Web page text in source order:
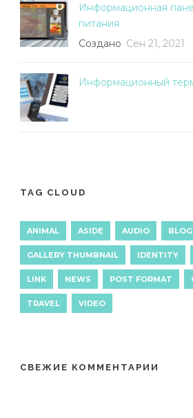
Информационная
питания
Создано Сен 21, 2021
Информационный
TAG CLOUD
ANIMAL ASIDE AUDIO BLOG
GALLERY THUMBNAIL IDENTITY
LINK NEWS POST FORMAT
TRAVEL VIDEO
СВЕЖИЕ КОММЕНТАРИИ